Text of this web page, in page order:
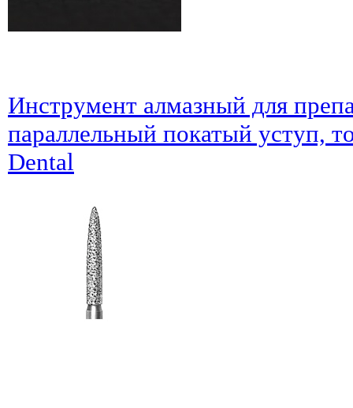
Инструмент алмазный для
параллельный покатый уступ,
Dental